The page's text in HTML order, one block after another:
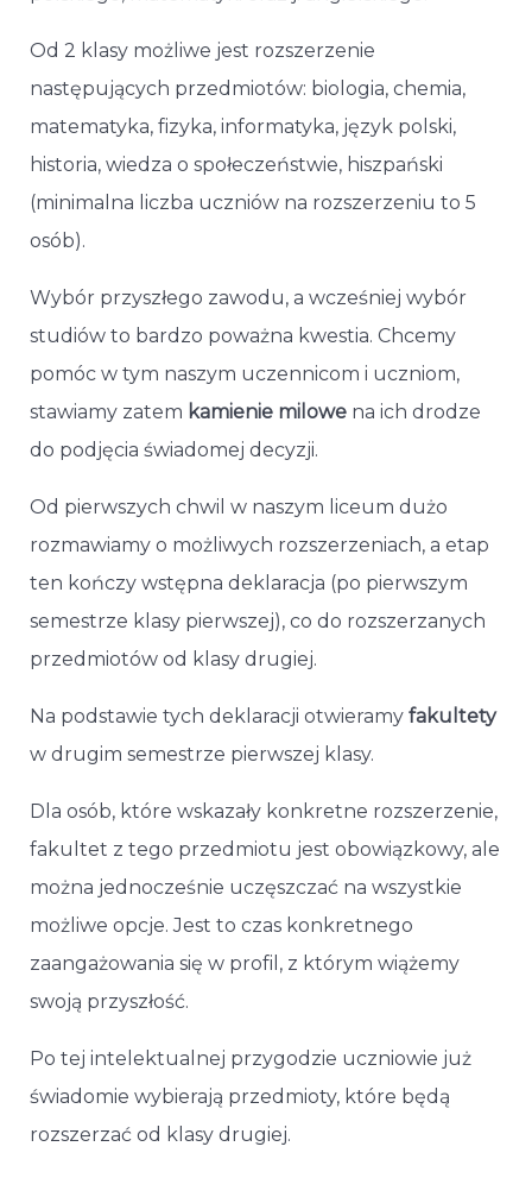
Od 2 klasy możliwe jest rozszerzenie
następujących przedmiotów: biologia, chemia,
matematyka, fizyka, informatyka, język polski,
historia, wiedza o społeczeństwie, hiszpański
(minimalna liczba uczniów na rozszerzeniu to 5
osób).
Wybór przyszłego zawodu, a wcześniej wybór
studiów to bardzo poważna kwestia. Chcemy
pomóc w tym naszym uczennicom i uczniom,
stawiamy zatem kamienie milowe na ich drodze
do podjęcia świadomej decyzji.
Od pierwszych chwil w naszym liceum dużo
rozmawiamy o możliwych rozszerzeniach, a etap
ten kończy wstępna deklaracja (po pierwszym
semestrze klasy pierwszej), co do rozszerzanych
przedmiotów od klasy drugiej.
Na podstawie tych deklaracji otwieramy fakultety
w drugim semestrze pierwszej klasy.
Dla osób, które wskazały konkretne rozszerzenie,
fakultet z tego przedmiotu jest obowiązkowy, ale
można jednocześnie uczęszczać na wszystkie
możliwe opcje. Jest to czas konkretnego
zaangażowania się w profil, z którym wiążemy
swoją przyszłość.
Po tej intelektualnej przygodzie uczniowie już
świadomie wybierają przedmioty, które będą
rozszerzać od klasy drugiej.